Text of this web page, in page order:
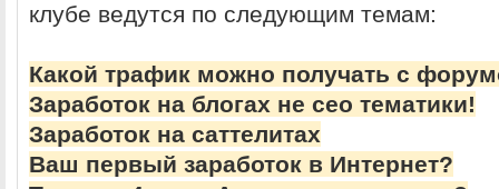
клубе ведутся по следующим темам:
Какой трафик можно получать с
Заработок на блогах не сео тематики!
Заработок на саттелитах
Ваш первый заработок в Интернет?